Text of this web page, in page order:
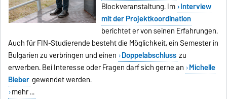
Blockveranstaltung. Im Interview
mit der Projektkoordination
berichtet er von seinen Erfahrungen.
Auch für FIN-Studierende besteht die Möglichkeit, ein Semester in
Bulgarien zu verbringen und einen Doppelabschluss zu
erwerben. Bei Interesse oder Fragen darf sich gerne an Michelle
Bieber gewendet werden.
mehr ...